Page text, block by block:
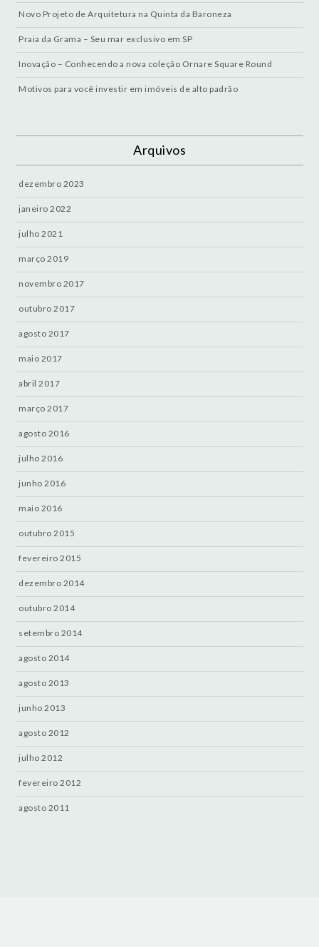
Novo Projeto de Arquitetura na Quinta da Baroneza
Praia da Grama – Seu mar exclusivo em SP
Inovação – Conhecendo a nova coleção Ornare Square Round
Motivos para você investir em imóveis de alto padrão
Arquivos
dezembro 2023
janeiro 2022
julho 2021
março 2019
novembro 2017
outubro 2017
agosto 2017
maio 2017
abril 2017
março 2017
agosto 2016
julho 2016
junho 2016
maio 2016
outubro 2015
fevereiro 2015
dezembro 2014
outubro 2014
setembro 2014
agosto 2014
agosto 2013
junho 2013
agosto 2012
julho 2012
fevereiro 2012
agosto 2011